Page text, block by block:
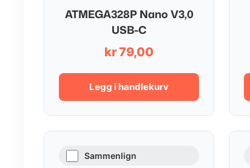
ATMEGA328P Nano V3,0
USB-C
kr79,00
Legg i handlekurv
Sammenlign